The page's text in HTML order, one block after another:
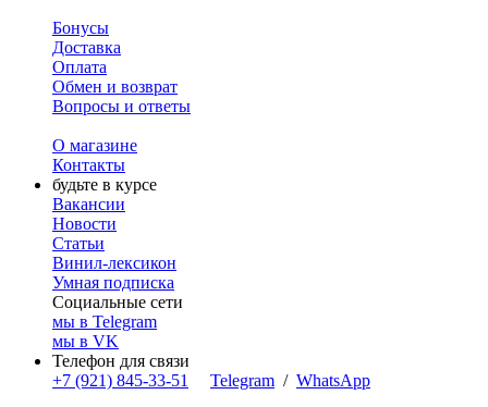
Бонусы
Доставка
Оплата
Обмен и возврат
Вопросы и ответы
О магазине
Контакты
будьте в курсе
Вакансии
Новости
Статьи
Винил-лексикон
Умная подписка
Социальные сети
мы в Telegram
мы в VK
Телефон для связи
+7 (921) 845-33-51
Telegram / WhatsApp